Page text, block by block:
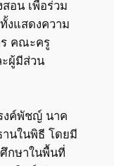
อน เพื่อร่วม
งแสดงความ
คณะครู
ผู้มีส่วน
งค์พัชญ์ นาค
นในพิธี โดยมี
กษาในพื้นที่